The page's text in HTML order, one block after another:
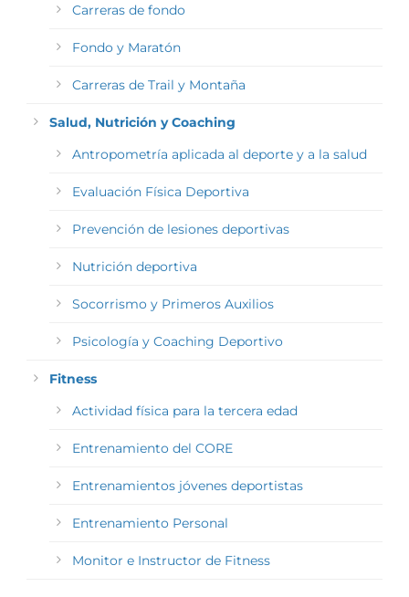
Carreras de fondo
Fondo y Maratón
Carreras de Trail y Montaña
Salud, Nutrición y Coaching
Antropometría aplicada al deporte y a la salud
Evaluación Física Deportiva
Prevención de lesiones deportivas
Nutrición deportiva
Socorrismo y Primeros Auxilios
Psicología y Coaching Deportivo
Fitness
Actividad física para la tercera edad
Entrenamiento del CORE
Entrenamientos jóvenes deportistas
Entrenamiento Personal
Monitor e Instructor de Fitness